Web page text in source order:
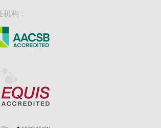
机构：